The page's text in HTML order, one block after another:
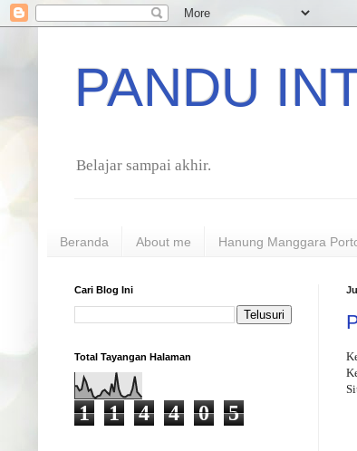
PANDU
Belajar sampai akhir.
Beranda About me Hanung Manggara
Cari Blog Ini
Total Tayangan Halaman
1 1 4 4 0 5